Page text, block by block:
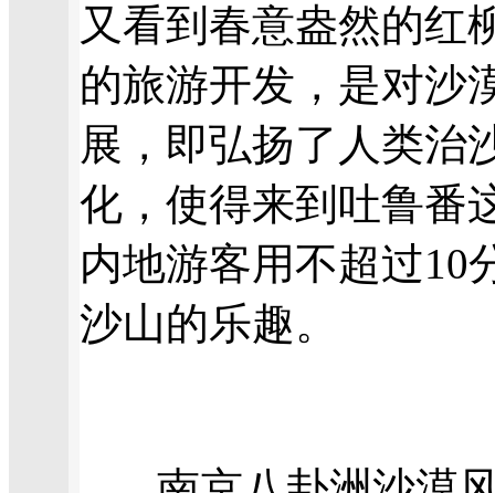
又看到春意盎然的红
的旅游开发，是对沙
展，即弘扬了人类治
化，使得来到吐鲁番
内地游客用不超过10
沙山的乐趣。